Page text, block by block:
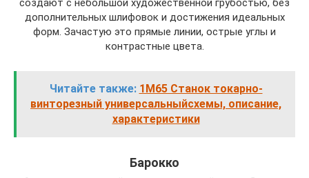
дополнительных шлифовок и достижения идеальных
форм. Зачастую это прямые линии, острые углы и
контрастные цвета.
Читайте также: 1М65 Станок токарно-
винторезный универсальныйсхемы, описание,
характеристики
Барокко